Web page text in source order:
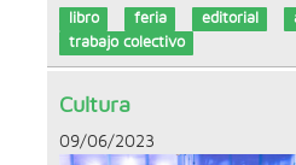
libro feria editorial
trabajo colectivo
Cultura
09/06/2023